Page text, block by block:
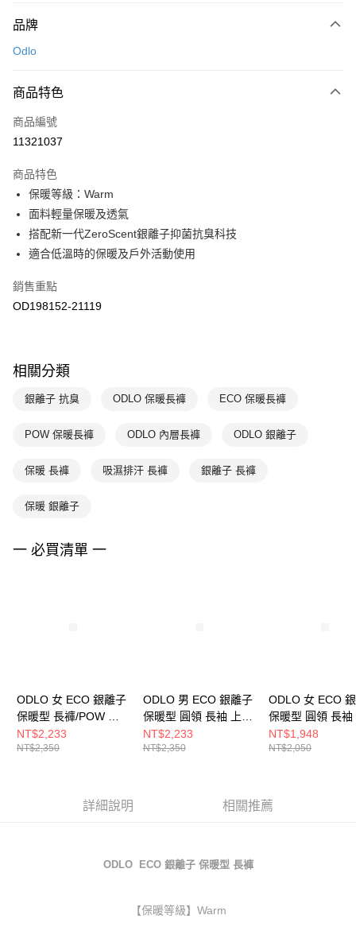
信用卡一次付款
Apple Pay
悠遊付
7-11取貨(快速到店)
每筆NT$100，滿NT$1,500(含以上)免運費
宅配-本島
每筆NT$100，滿NT$1,500(含以上)免運費
品牌
Odlo
商品特色
商品編號
11321037
商品特色
保暖等級：Warm
面料輕量保暖及透氣
搭配新一代ZeroScent銀離子抑菌抗臭科技
適合低溫時的保暖及戶外活動使用
銷售重點
OD198152-21119
相關分類
銀離子 抗臭 ODLO 保暖長褲 ECO 保暖長褲
POW 保暖長褲 ODLO 內層長褲 ODLO 銀離子
保暖 長褲 吸濕排汗 長褲 銀離子 長褲
保暖 銀離子
一 必買清單 一
ODLO 女 ECO 銀離子
保暖型 長褲/POW 航
海藍
NT$2,233
NT$2,350
ODLO 男 ECO 銀離子
保暖型 圓領 長袖 上
衣/POW odlo 航海藍
NT$2,233
NT$2,350
ODLO 女 ECO
保暖型 圓領 長袖
航海藍
NT$1,948
NT$2,050
詳細說明 相關推薦
ODLO ECO 銀離子 保暖型 長褲
【保暖等級】Warm